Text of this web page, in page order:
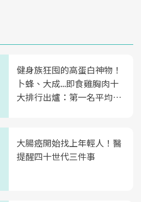
健身族狂囤的高蛋白神物！
卜蜂、大成...即食雞胸肉十
大排行出爐：第一名平均一
大腸癌開始找上年輕人！醫
提醒四十世代三件事